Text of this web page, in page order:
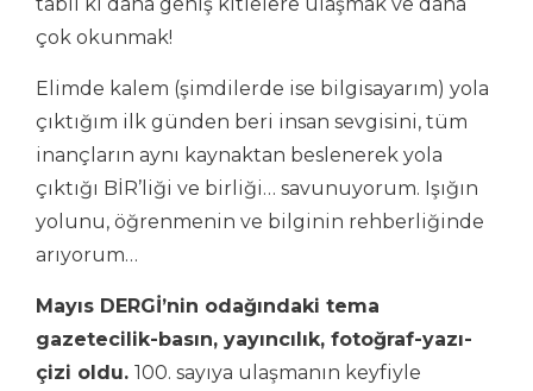
çok okunmak!
Elimde kalem (şimdilerde ise bilgisayarım) yola
çıktığım ilk günden beri insan sevgisini, tüm
inançların aynı kaynaktan beslenerek yola
çıktığı BİR’liği ve birliği… savunuyorum. Işığın
yolunu, öğrenmenin ve bilginin rehberliğinde
arıyorum…
Mayıs DERGİ’nin odağındaki tema
gazetecilik-basın, yayıncılık, fotoğraf-yazı-
çizi oldu. 100. sayıya ulaşmanın keyfiyle